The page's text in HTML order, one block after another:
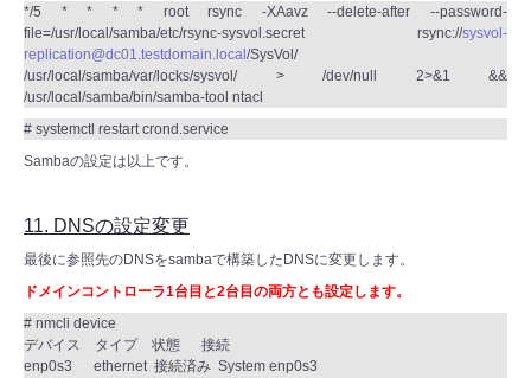
*/5 * * * * root rsync -XAavz --delete-after --password-
file=/usr/local/samba/etc/rsync-sysvol.secret rsync://sysvol-
replication@dc01.testdomain.local /SysVol/
/usr/local/samba/var/locks/sysvol/ > /dev/null 2>&1 &&
/usr/local/samba/bin/samba-tool ntacl
# systemctl restart crond.service
Sambaの設定は以上です。
11. DNSの設定変更
最後に参照先のDNSをsambaで構築したDNSに変更します。
ドメインコントローラ1台目と2台目の両方とも設定します。
# nmcli device
デバイス タイプ 状態 接続
enp0s3 ethernet 接続済み System enp0s3